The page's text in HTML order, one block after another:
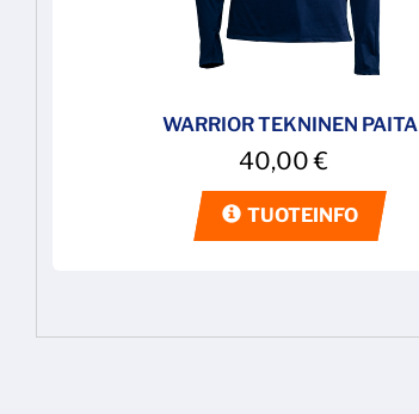
WARRIOR TEKNINEN PAITA
40,00€
TUOTEINFO